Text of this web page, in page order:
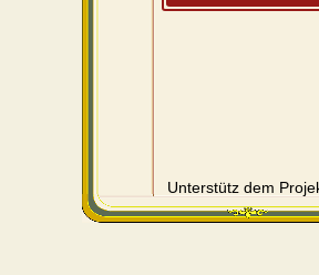
Unterstütz dem